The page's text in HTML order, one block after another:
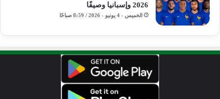
2026 وإسبانيا وصيفًا
الخميس - 4 يونيو - 2026 / 8:59 صباحًا